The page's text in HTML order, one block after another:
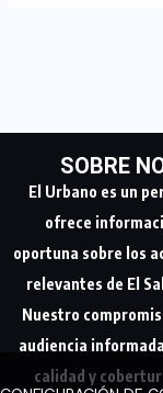
SOBRE
El Urbano es un
ofrece
oportuna sobre los
relevantes de El
Nuestro
audiencia
calidad y